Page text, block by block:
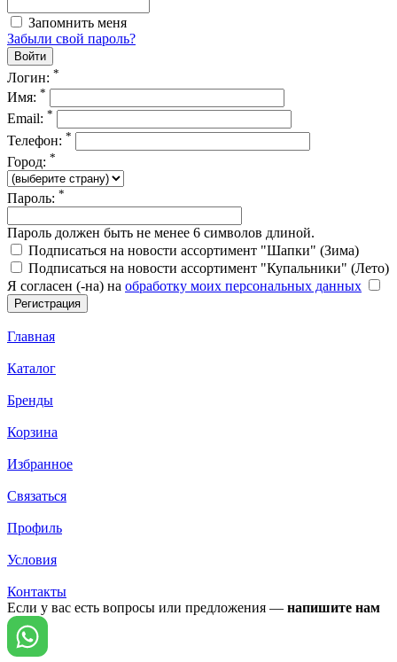
Запомнить меня
Забыли свой пароль?
Логин: *
Имя: *
Email: *
Телефон: *
Город: *
Пароль: *
Пароль должен быть не менее 6 символов длиной.
Подписаться на новости ассортимент "Шапки" (Зима)
Подписаться на новости ассортимент "Купальники" (Лето)
Я согласен (-на) на обработку моих персональных данных
Главная
Каталог
Бренды
Корзина
Избранное
Связаться
Профиль
Условия
Контакты
Если у вас есть вопросы или предложения — напишите нам